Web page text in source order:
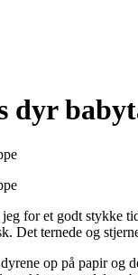
dyr
for et godt stykke
Det ternede og
dyrene op på papir